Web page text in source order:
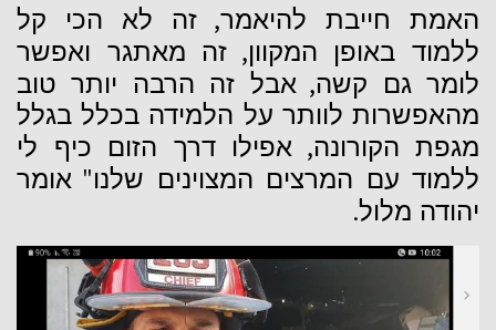
האמת חייבת להיאמר, זה לא הכי קל
ללמוד באופן המקוון, זה מאתגר ואפשר
לומר גם קשה,אבל זה הרבה יותר טוב
מהאפשרות לוותר על הלמידה בכלל בגלל
מגפת הקורונה, אפילו דרך הזום כיף לי
ללמוד עם המרצים המצוינים שלנו" אומר
יהודה מלול.